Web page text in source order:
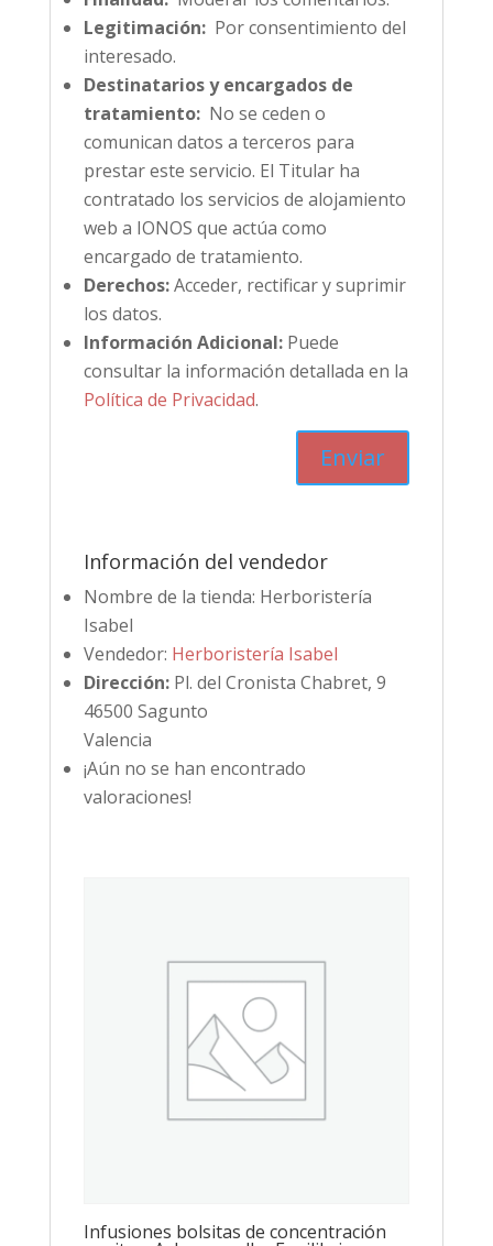
Legitimación:Por consentimiento del
interesado.
Destinatarios y encargados de
tratamiento:No se ceden o
comunican datos a terceros para
prestar este servicio. El Titular ha
contratado los servicios de alojamiento
web a IONOS que actúa como
encargado de tratamiento.
Derechos:Acceder, rectificar y suprimir
los datos.
Información Adicional:Puede
consultar la información detallada en la
Política de Privacidad.
Información del vendedor
Nombre de la tienda: Herboristería
Isabel
Vendedor: Herboristería Isabel
Dirección: Pl. del Cronista Chabret, 9
46500 Sagunto
Valencia
¡Aún no se han encontrado
valoraciones!
Infusiones bolsitas de concentración